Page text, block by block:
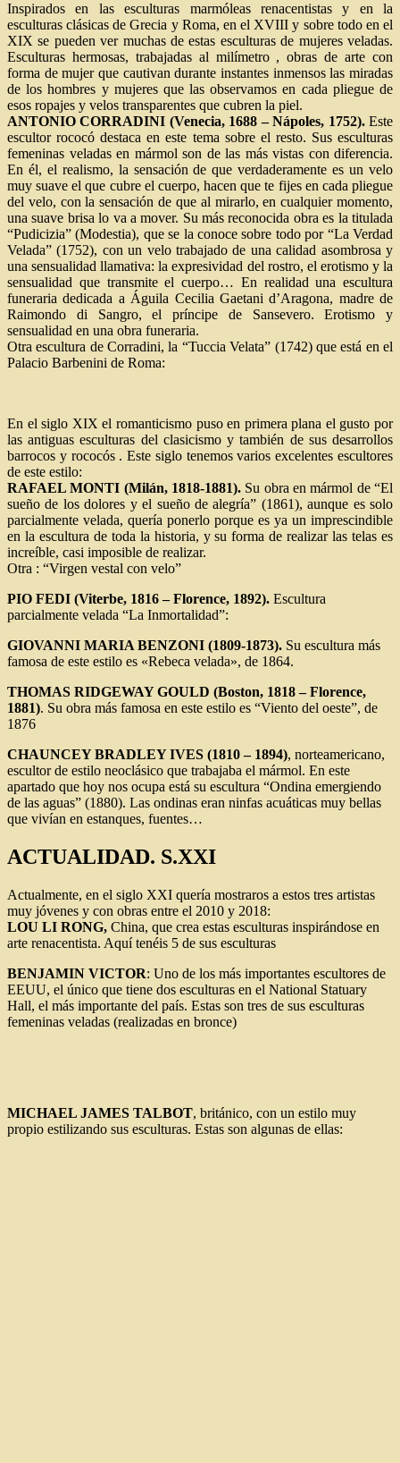
Inspirados en las esculturas marmóleas renacentistas y en la
esculturas clásicas de Grecia y Roma, en el XVIII y sobre todo en el
XIX se pueden ver muchas de estas esculturas de mujeres veladas.
Esculturas hermosas, trabajadas al milímetro , obras de arte con
forma de mujer que cautivan durante instantes inmensos las miradas
de los hombres y mujeres que las observamos en cada pliegue de
esos ropajes y velos transparentes que cubren la piel.
ANTONIO CORRADINI (Venecia, 1688 – Nápoles, 1752).Este
escultor rococó destaca en este tema sobre el resto. Sus esculturas
femeninas veladas en mármol son de las más vistas con diferencia.
En él, el realismo, la sensación de que verdaderamente es un velo
muy suave el que cubre el cuerpo, hacen que te fijes en cada pliegue
del velo, con la sensación de que al mirarlo, en cualquier momento,
una suave brisa lo va a mover. Su más reconocida obra es la titulada
“Pudicizia” (Modestia), que se la conoce sobre todo por “La Verdad
Velada” (1752), con un velo trabajado de una calidad asombrosa y
una sensualidad llamativa: la expresividad del rostro, el erotismo y la
sensualidad que transmite el cuerpo… En realidad una escultura
funeraria dedicada a Águila Cecilia Gaetani d’Aragona, madre de
Raimondo di Sangro, el príncipe de Sansevero. Erotismo y
sensualidad en una obra funeraria.
Otra escultura de Corradini, la “Tuccia Velata” (1742) que está en el
Palacio Barbenini de Roma:
En el siglo XIX el romanticismo puso en primera plana el gusto por
las antiguas esculturas del clasicismo y también de sus desarrollos
barrocos y rococós . Este siglo tenemos varios excelentes escultores
de este estilo:
RAFAEL MONTI (Milán, 1818-1881). Su obra en mármol de “El
sueño de los dolores y el sueño de alegría” (1861), aunque es solo
parcialmente velada, quería ponerlo porque es ya un imprescindible
en la escultura de toda la historia, y su forma de realizar las telas es
increíble, casi imposible de realizar.
Otra : “Virgen vestal con velo”
PIO FEDI (Viterbe, 1816 – Florence, 1892). Escultura
parcialmente velada “La Inmortalidad”:
GIOVANNI MARIA BENZONI (1809-1873). Su escultura más
famosa de este estilo es «Rebeca velada», de 1864.
THOMAS RIDGEWAY GOULD (Boston, 1818 – Florence,
1881). Su obra más famosa en este estilo es “Viento del oeste”, de
1876
CHAUNCEY BRADLEY IVES (1810 – 1894), norteamericano,
escultor de estilo neoclásico que trabajaba el mármol. En este
apartado que hoy nos ocupa está su escultura “Ondina emergiendo
de las aguas” (1880). Las ondinas eran ninfas acuáticas muy bellas
que vivían en estanques, fuentes…
ACTUALIDAD. S.XXI
Actualmente, en el siglo XXI quería mostraros a estos tres artistas
muy jóvenes y con obras entre el 2010 y 2018:
LOU LI RONG, China, que crea estas esculturas inspirándose en
arte renacentista. Aquí tenéis 5 de sus esculturas
BENJAMIN VICTOR: Uno de los más importantes escultores de
EEUU, el único que tiene dos esculturas en el National Statuary
Hall, el más importante del país. Estas son tres de sus esculturas
femeninas veladas (realizadas en bronce)
MICHAEL JAMES TALBOT, británico, con un estilo muy
propio estilizando sus esculturas. Estas son algunas de ellas: